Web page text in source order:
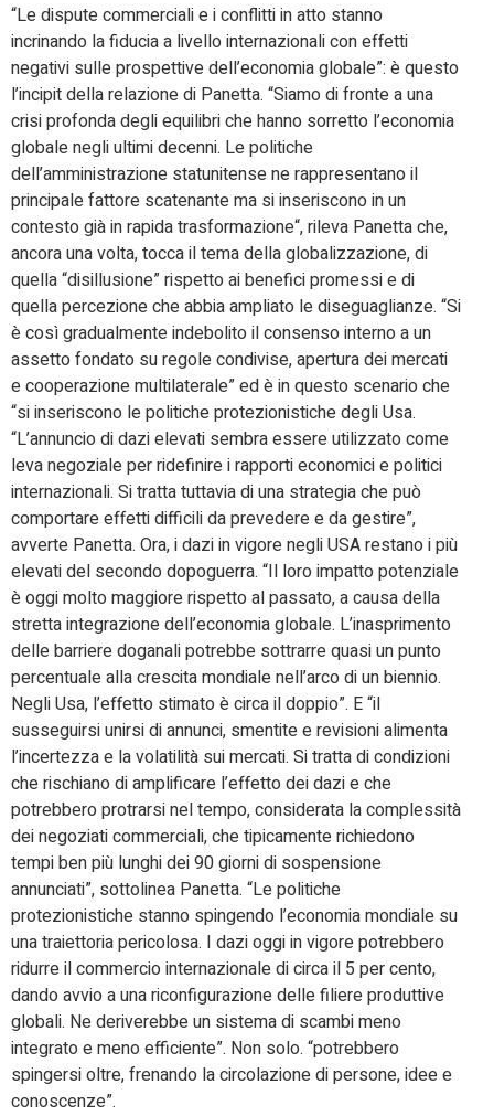
“Le dispute commerciali e i conflitti in atto stanno
incrinando la fiducia a livello internazionali con effetti
negativi sulle prospettive dell’economia globale”: è questo
l’incipit della relazione di Panetta. “Siamo di fronte a una
crisi profonda degli equilibri che hanno sorretto l’economia
globale negli ultimi decenni. Le politiche
dell’amministrazione statunitense ne rappresentano il
principale fattore scatenante ma si inseriscono in un
contesto già in rapida trasformazione“, rileva Panetta che,
ancora una volta, tocca il tema della globalizzazione, di
quella “disillusione” rispetto ai benefici promessi e di
quella percezione che abbia ampliato le diseguaglianze. “Si
è così gradualmente indebolito il consenso interno a un
assetto fondato su regole condivise, apertura dei mercati
e cooperazione multilaterale” ed è in questo scenario che
“si inseriscono le politiche protezionistiche degli Usa.
“L’annuncio di dazi elevati sembra essere utilizzato come
leva negoziale per ridefinire i rapporti economici e politici
internazionali. Si tratta tuttavia di una strategia che può
comportare effetti difficili da prevedere e da gestire”,
avverte Panetta. Ora, i dazi in vigore negli USA restano i più
elevati del secondo dopoguerra. “Il loro impatto potenziale
è oggi molto maggiore rispetto al passato, a causa della
stretta integrazione dell’economia globale. L’inasprimento
delle barriere doganali potrebbe sottrarre quasi un punto
percentuale alla crescita mondiale nell’arco di un biennio.
Negli Usa, l’effetto stimato è circa il doppio”. E “il
susseguirsi unirsi di annunci, smentite e revisioni alimenta
l’incertezza e la volatilità sui mercati. Si tratta di condizioni
che rischiano di amplificare l’effetto dei dazi e che
potrebbero protrarsi nel tempo, considerata la complessità
dei negoziati commerciali, che tipicamente richiedono
tempi ben più lunghi dei 90 giorni di sospensione
annunciati”, sottolinea Panetta. “Le politiche
protezionistiche stanno spingendo l’economia mondiale su
una traiettoria pericolosa. I dazi oggi in vigore potrebbero
ridurre il commercio internazionale di circa il 5 per cento,
dando avvio a una riconfigurazione delle filiere produttive
globali. Ne deriverebbe un sistema di scambi meno
integrato e meno efficiente”. Non solo. “potrebbero
spingersi oltre, frenando la circolazione di persone, idee e
conoscenze”.